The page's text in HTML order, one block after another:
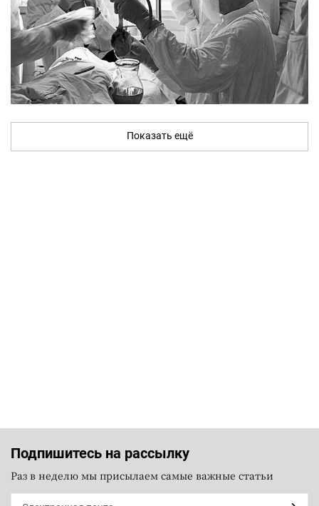
Показать ещё
Подпишитесь на рассылку
Раз в неделю мы присылаем самые важные статьи